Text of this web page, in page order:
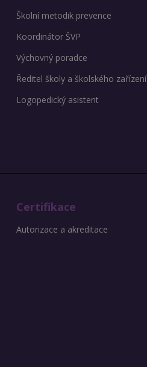
Školní metodik prevence
Koordinátor ŠVP
Výchovný poradce
Ředitel školy a školského zařízení
Logopedický asistent
Certifikace
Autorizace a akreditace